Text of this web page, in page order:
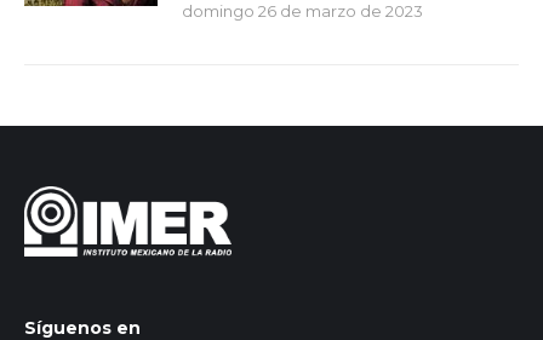
domingo 26 de marzo de 2023
Síguenos en